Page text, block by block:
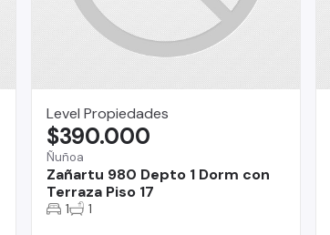
Level Propiedades
Ñuñoa
Zañartu 980 Depto 1 Dorm con
Terraza Piso 17
$390.000
1 1